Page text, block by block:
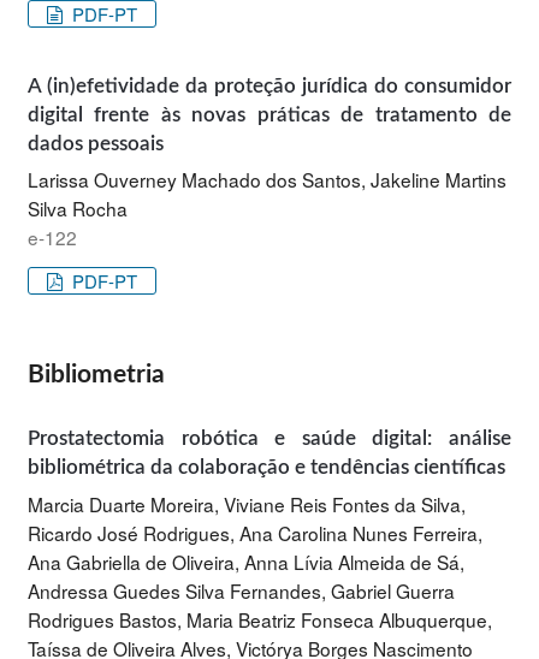
PDF-PT
A (in)efetividade da proteção jurídica do consumidor
digital frente às novas práticas de tratamento de
dados pessoais
Larissa Ouverney Machado dos Santos, Jakeline Martins
Silva Rocha
e-122
PDF-PT
Bibliometria
Prostatectomia robótica e saúde digital: análise
bibliométrica da colaboração e tendências científicas
Marcia Duarte Moreira, Viviane Reis Fontes da Silva,
Ricardo José Rodrigues, Ana Carolina Nunes Ferreira,
Ana Gabriella de Oliveira, Anna Lívia Almeida de Sá,
Andressa Guedes Silva Fernandes, Gabriel Guerra
Rodrigues Bastos, Maria Beatriz Fonseca Albuquerque,
Taíssa de Oliveira Alves, Victórya Borges Nascimento